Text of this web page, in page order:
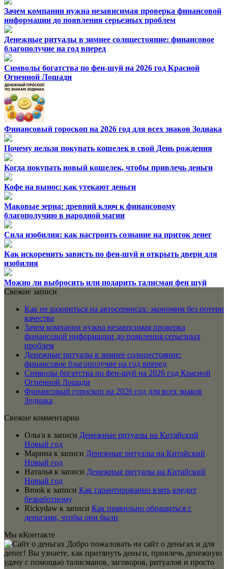
Зачем компании нужна независимая проверка финансовой
информации до появления серьезных проблем
Денежные ритуалы в зимнее солнцестояние: финансовое
благополучие на год вперед
Символы богатства по фен-шуй на 2026 год Красной
Огненной Лошади
Финансовый гороскоп на 2026 год для всех знаков Зодиака
Почему нельзя покупать кошелек в свой День рождения
Когда покупать новый кошелек, чтобы привлечь деньги
Кофе на вынос: как утекают деньги
Маковые зерна: древний ключ к финансовому
благополучию в народной магии
Сила изобилия: как настроить сознание на приток денег
Как искоренить зависть по фен-шуй и открыть двери для
изобилия
Можно ли выбросить или подарить талисман фен шуй
Свежие записи
Как не разориться на автосервисах: экономим без потери
качества
Зачем компании нужна независимая проверка
финансовой информации до появления серьезных
проблем
Денежные ритуалы в зимнее солнцестояние:
финансовое благополучие на год вперед
Символы богатства по фен-шуй на 2026 год Красной
Огненной Лошади
Финансовый гороскоп на 2026 год для всех знаков
Зодиака
Свежие комментарии
Ольга к записи Денежные ритуалы на Китайский
Новый год
Марина к записи Денежные ритуалы на Китайский
Новый год
Наталья к записи Денежные ритуалы на Китайский
Новый год
Brook к записи Как гарантированно взять кредит
безработному
Rickydaw к записи Как правильно обращаться с
деньгами, чтобы они были
Мы вКонтакте
Добро пожаловать на сайт о деньгах и для
денег! Вы узнаете, как притянуть деньги, привлечь денежную
удачу с помощью талисманов, заговоров, ритуалов и просто